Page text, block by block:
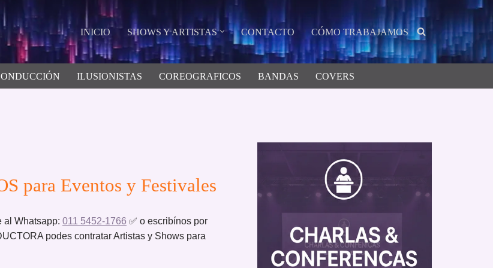
INICIO SHOWS Y ARTISTAS CONTACTO CÓMO TRABAJAMOS
ILUSIONISTAS COREOGRAFICOS BANDAS COVERS
para Eventos y Festivales
al Whatsapp: 011 5452-1766 ✅ o escribínos por
podes contratar Artistas y Shows para